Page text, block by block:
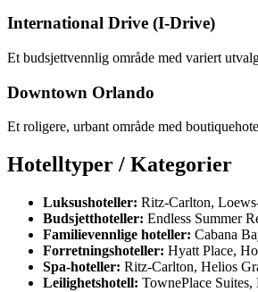
International Drive (I-Drive)
Et budsjettvennlig område med variert
Downtown Orlando
Et roligere, urbant område med
Hotelltyper / Kategorier
Luksushoteller: Ritz-Carlton,
Budsjetthoteller: Endless Summer
Familievennlige hoteller: Cabana
Forretningshoteller: Hyatt Place,
Spa-hoteller: Ritz-Carlton, Helios
Leilighetshotell: TownePlace